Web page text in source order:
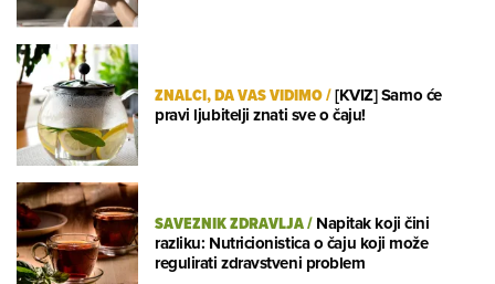
ZNALCI, DA VAS VIDIMO/[KVIZ] Samo će
pravi ljubitelji znati sve o čaju!
SAVEZNIK ZDRAVLJA/Napitak koji čini
razliku: Nutricionistica o čaju koji može
regulirati zdravstveni problem